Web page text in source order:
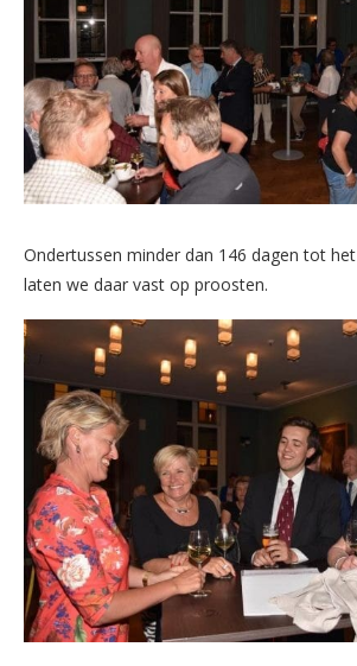
Ondertussen minder dan 146 dagen tot het
laten we daar vast op proosten.